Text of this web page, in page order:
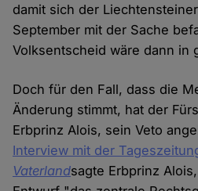
damit sich der
September mit der Sache
Volksentscheid wäre dann in
Doch für den Fall, dass die
Änderung stimmt, hat der
Erbprinz Alois, sein Veto
Interview mit der
Vaterlandsagte Erbprinz